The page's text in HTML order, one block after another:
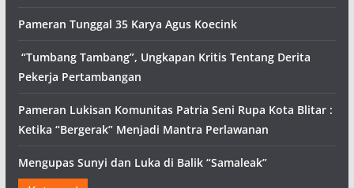
Pameran Tunggal 35 Karya Agus Koecink
“Tumbang Tambang”, Ungkapan Kritis Tentang Derita
Pekerja Pertambangan
Pameran Lukisan Komunitas Patria Seni Rupa Kota Blitar :
Ketika “Bergerak” Menjadi Mantra Perlawanan
Mengupas Sunyi dan Luka di Balik “Samaleak”